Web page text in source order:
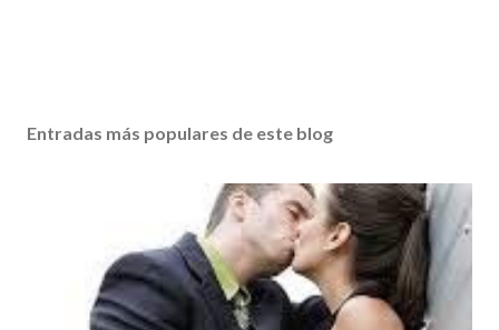
Entradas más populares de este blog